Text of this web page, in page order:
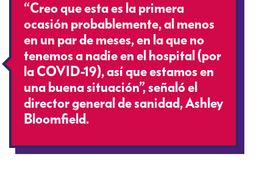
“Creo que esta es la primera
ocasión probablemente, al menos
en un par de meses, en la que no
tenemos a nadie en el hospital (por
la COVID-19), así que estamos en
una buena situación”, señaló el
director general de sanidad, Ashley
Bloomfield.